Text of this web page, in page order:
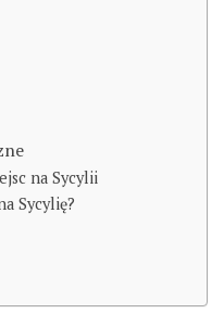
na Sycylii
Sycylię?